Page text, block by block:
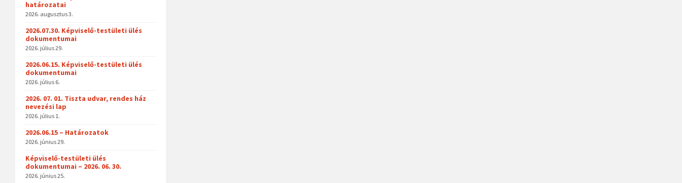
határozatai
2026. augusztus 3.
2026.07.30. Képviselő-testületi ülés
dokumentumai
2026. július 29.
2026.06.15. Képviselő-testületi ülés
dokumentumai
2026. július 6.
2026. 07. 01. Tiszta udvar, rendes ház
nevezési lap
2026. július 1.
2026.06.15 – Határozatok
2026. június 29.
Képviselő-testületi ülés
dokumentumai – 2026. 06. 30.
2026. június 25.